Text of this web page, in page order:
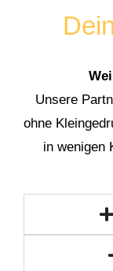
Unsere
ohne
in wenigen